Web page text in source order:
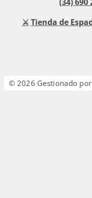
⚔️ Tienda de
© 2026 Gestionado por